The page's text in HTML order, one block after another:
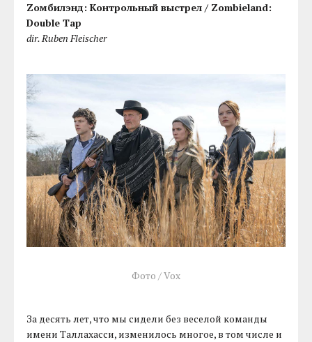
Zомбилэнд: Контрольный выстрел / Zombieland:
Double Tap
dir. Ruben Fleischer
Фото / Vox
За десять лет, что мы сидели без веселой команды
имени Таллахасси, изменилось многое, в том числе и